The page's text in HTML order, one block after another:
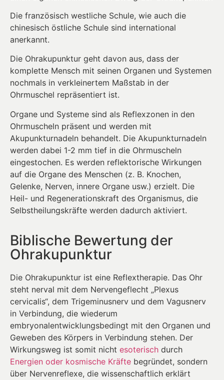
Die französisch westliche Schule, wie auch die
chinesisch östliche Schule sind international
anerkannt.
Die Ohrakupunktur geht davon aus, dass der
komplette Mensch mit seinen Organen und Systemen
nochmals in verkleinertem Maßstab in der
Ohrmuschel repräsentiert ist.
Organe und Systeme sind als Reflexzonen in den
Ohrmuscheln präsent und werden mit
Akupunkturnadeln behandelt. Die Akupunkturnadeln
werden dabei 1-2 mm tief in die Ohrmuscheln
eingestochen. Es werden reflektorische Wirkungen
auf die Organe des Menschen (z. B. Knochen,
Gelenke, Nerven, innere Organe usw.) erzielt. Die
Heil- und Regenerationskraft des Organismus, die
Selbstheilungskräfte werden dadurch aktiviert.
Biblische Bewertung der
Ohrakupunktur
Die Ohrakupunktur ist eine Reflextherapie. Das Ohr
steht nerval mit dem Nervengeflecht „Plexus
cervicalis“, dem Trigeminusnerv und dem Vagusnerv
in Verbindung, die wiederum
embryonalentwicklungsbedingt mit den Organen und
Geweben des Körpers in Verbindung stehen. Der
Wirkungsweg ist somit nicht esoterisch durch
Energien oder kosmische Kräfte begründet, sondern
über Nervenreflexe, die wissenschaftlich erklärt